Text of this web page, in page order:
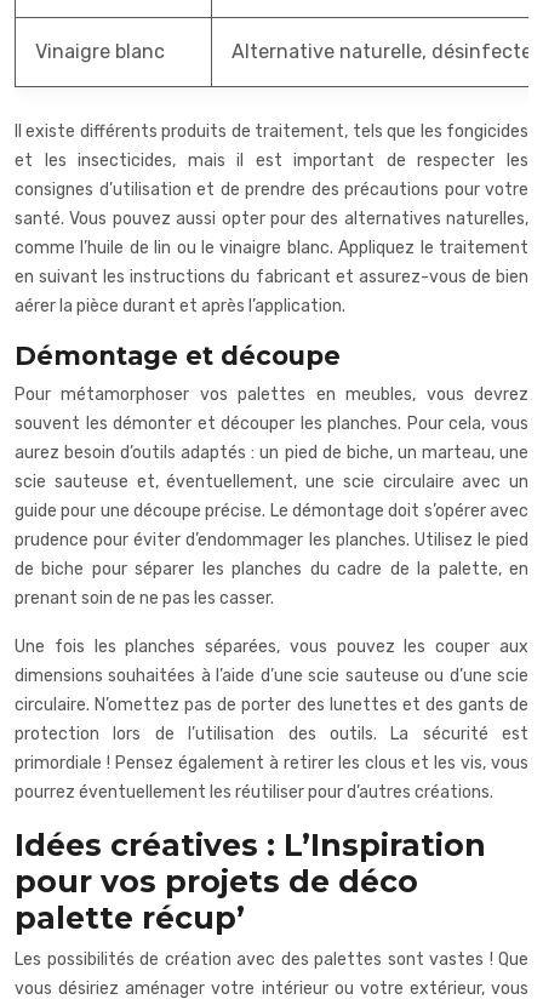
Vinaigre blanc Alternative naturelle, désinfecte
Il existe différents produits de traitement, tels que les fongicides
et les insecticides, mais il est important de respecter les
consignes d’utilisation et de prendre des précautions pour votre
santé. Vous pouvez aussi opter pour des alternatives naturelles,
comme l’huile de lin ou le vinaigre blanc. Appliquez le traitement
en suivant les instructions du fabricant et assurez-vous de bien
aérer la pièce durant et après l’application.
Démontage et découpe
Pour métamorphoser vos palettes en meubles, vous devrez
souvent les démonter et découper les planches. Pour cela, vous
aurez besoin d’outils adaptés : un pied de biche, un marteau, une
scie sauteuse et, éventuellement, une scie circulaire avec un
guide pour une découpe précise. Le démontage doit s’opérer avec
prudence pour éviter d’endommager les planches. Utilisez le pied
de biche pour séparer les planches du cadre de la palette, en
prenant soin de ne pas les casser.
Une fois les planches séparées, vous pouvez les couper aux
dimensions souhaitées à l’aide d’une scie sauteuse ou d’une scie
circulaire. N’omettez pas de porter des lunettes et des gants de
protection lors de l’utilisation des outils. La sécurité est
primordiale ! Pensez également à retirer les clous et les vis, vous
pourrez éventuellement les réutiliser pour d’autres créations.
Idées créatives : L’Inspiration
pour vos projets de déco
palette récup’
Les possibilités de création avec des palettes sont vastes ! Que
vous désiriez aménager votre intérieur ou votre extérieur, vous